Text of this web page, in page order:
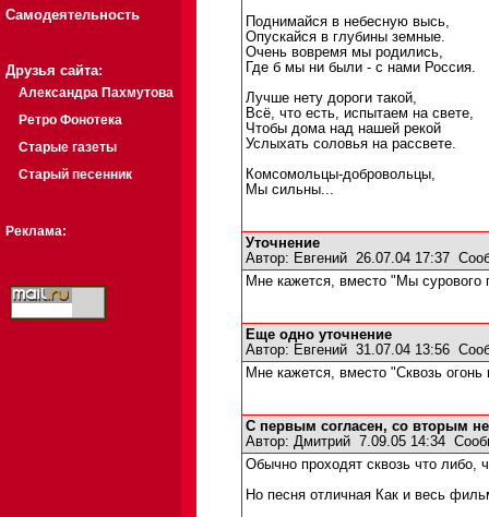
Самодеятельность
Друзья сайта:
Александра Пахмутова
Ретро Фонотека
Старые газеты
Старый песенник
Реклама:
Поднимайся в небесную высь,
Опускайся в глубины земные.
Очень вовремя мы родились,
Где б мы ни были - с нами Россия.
Лучше нету дороги такой,
Всё, что есть, испытаем на свете,
Чтобы дома над нашей рекой
Услыхать соловья на рассвете.
Комсомольцы-добровольцы,
Мы сильны...
Уточнение
Автор: Евгений 26.07.04 17:37
Мне кажется, вместо "Мы
Еще одно уточнение
Автор: Евгений 31.07.04 13:56
Мне кажется, вместо "Сквозь
С первым согласен, со вторым
Автор: Дмитрий 7.09.05 14:34
Обычно проходят сквозь что либо,
Но песня отличная Как и весь